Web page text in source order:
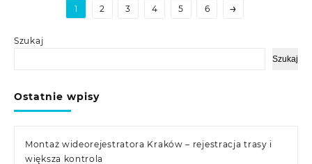
Szukaj
Szukaj
Ostatnie wpisy
Montaż wideorejestratora Kraków – rejestracja trasy i
większa kontrola
1 2 3 4 5 6 →